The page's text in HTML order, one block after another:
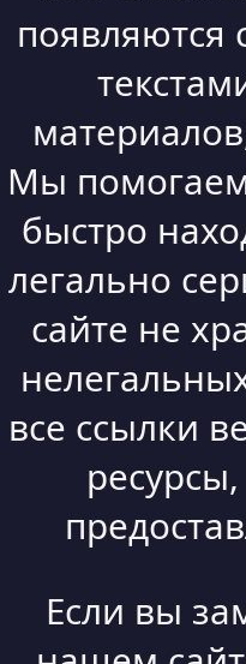
появляются
Мы
быстро
легально
сайте не
все ссылки
Если вы